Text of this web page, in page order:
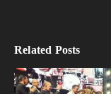
Related Posts